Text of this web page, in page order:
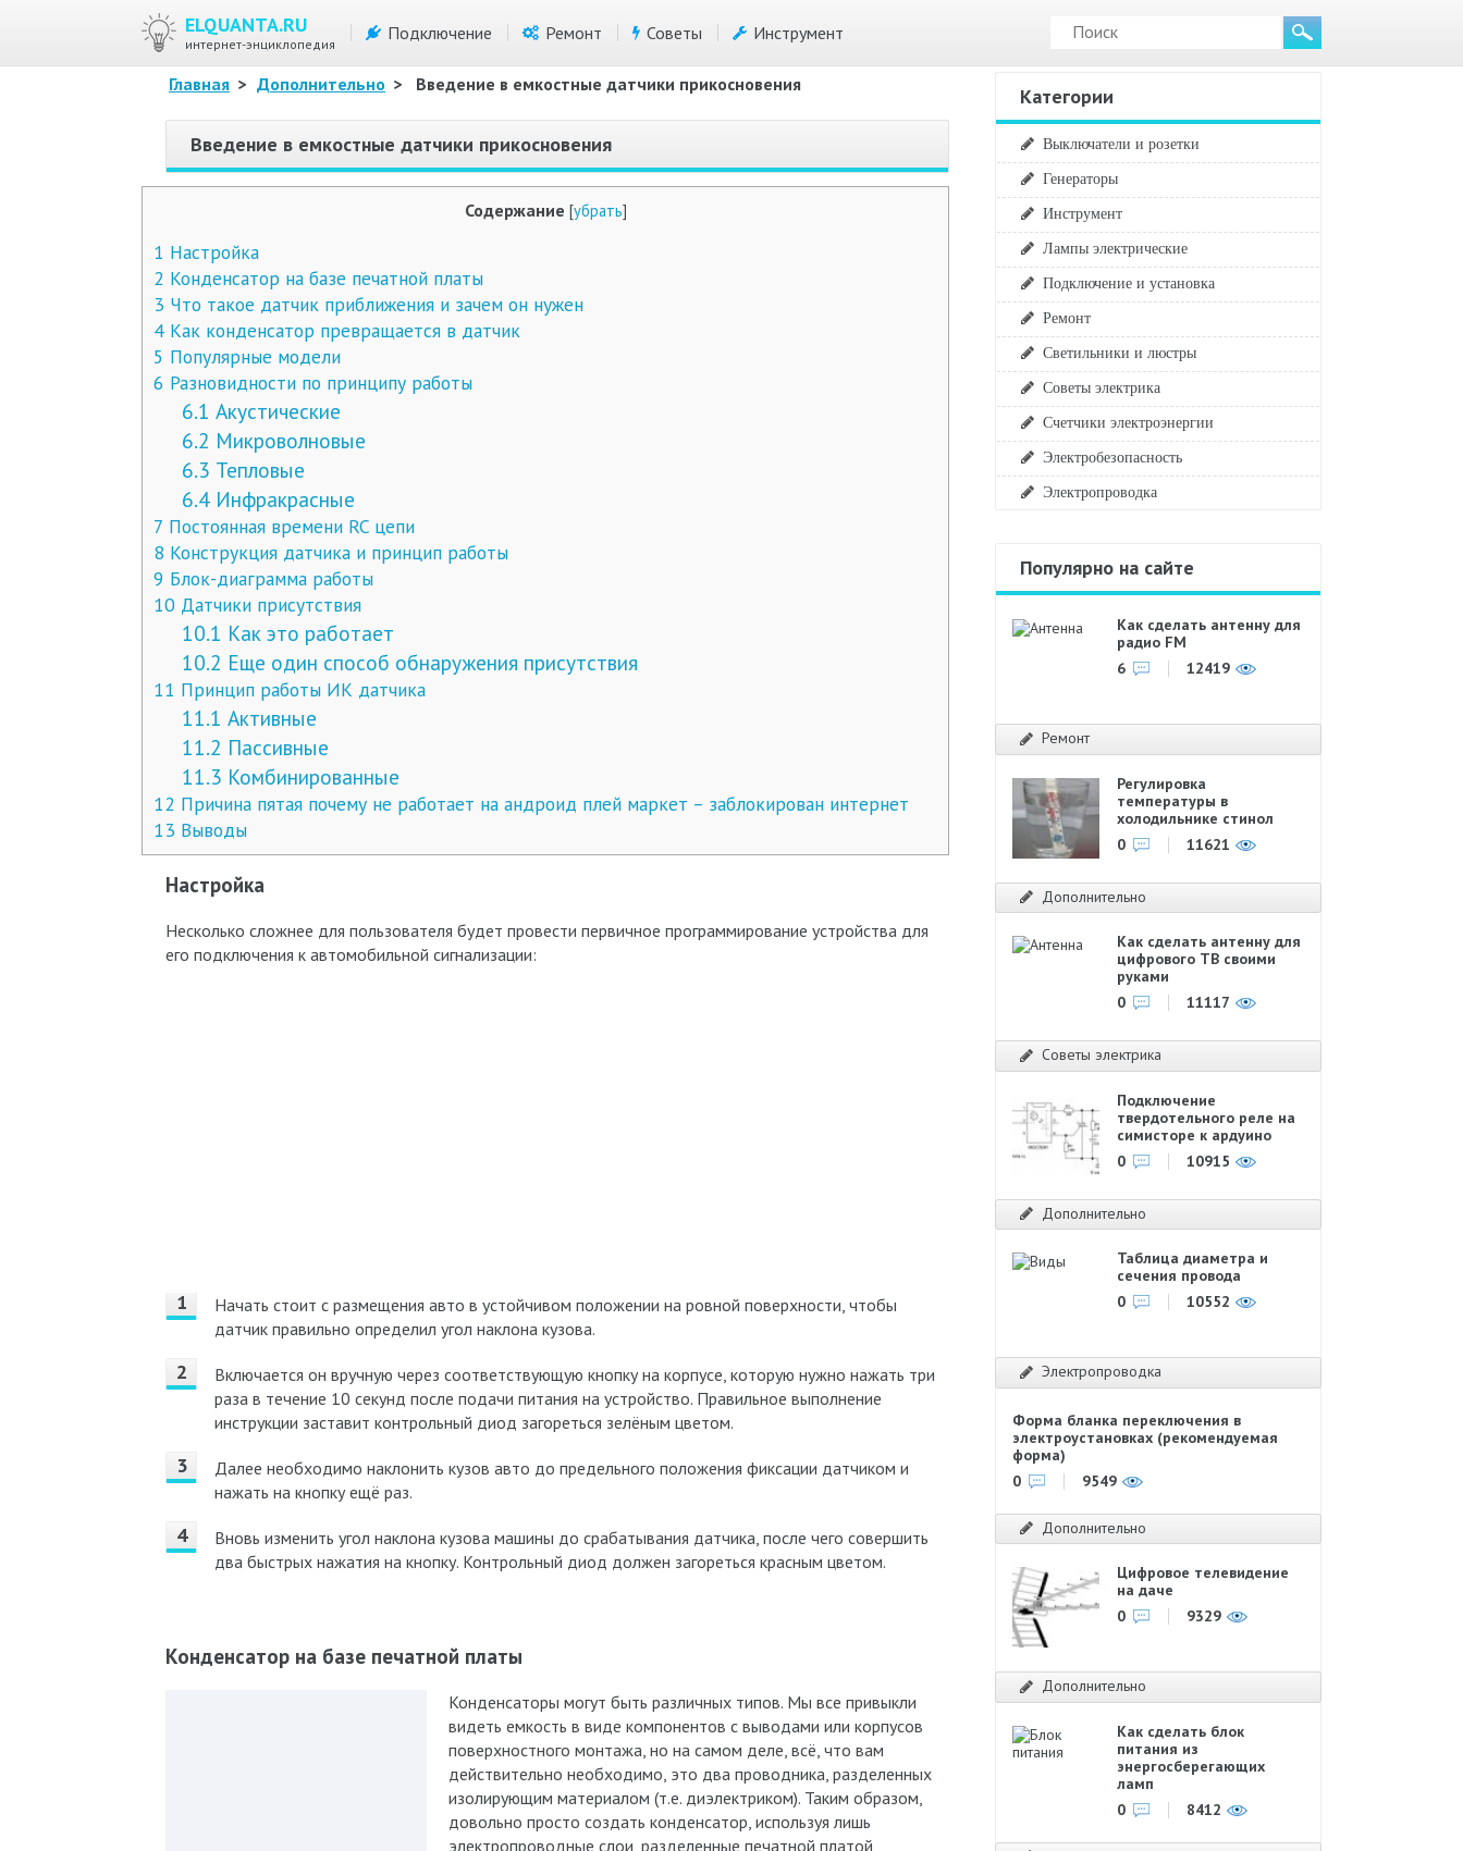
ELQUANTA.RU
интернет-энциклопедия
Подключение Ремонт Советы Инструмент
Главная > Дополнительно > Введение в емкостные датчики прикосновения
Введение в емкостные датчики прикосновения
Содержание [убрать]
1 Настройка
2 Конденсатор на базе печатной платы
3 Что такое датчик приближения и зачем он нужен
4 Как конденсатор превращается в датчик
5 Популярные модели
6 Разновидности по принципу работы
6.1 Акустические
6.2 Микроволновые
6.3 Тепловые
6.4 Инфракрасные
7 Постоянная времени RC цепи
8 Конструкция датчика и принцип работы
9 Блок-диаграмма работы
10 Датчики присутствия
10.1 Как это работает
10.2 Еще один способ обнаружения присутствия
11 Принцип работы ИК датчика
11.1 Активные
11.2 Пассивные
11.3 Комбинированные
12 Причина пятая почему не работает на андроид плей маркет – заблокирован интернет
13 Выводы
Настройка
Несколько сложнее для пользователя будет провести первичное программирование устройства для
его подключения к автомобильной сигнализации:
Начать стоит с размещения авто в устойчивом положении на ровной поверхности, чтобы
датчик правильно определил угол наклона кузова.
Включается он вручную через соответствующую кнопку на корпусе, которую нужно нажать три
раза в течение 10 секунд после подачи питания на устройство. Правильное выполнение
инструкции заставит контрольный диод загореться зелёным цветом.
Далее необходимо наклонить кузов авто до предельного положения фиксации датчиком и
нажать на кнопку ещё раз.
Вновь изменить угол наклона кузова машины до срабатывания датчика, после чего совершить
два быстрых нажатия на кнопку. Контрольный диод должен загореться красным цветом.
Конденсатор на базе печатной платы
Конденсаторы могут быть различных типов. Мы все привыкли
видеть емкость в виде компонентов с выводами или корпусов
поверхностного монтажа, но на самом деле, всё, что вам
действительно необходимо, это два проводника, разделенных
изолирующим материалом (т.е. диэлектриком). Таким образом,
довольно просто создать конденсатор, используя лишь
электропроводные слои, разделенные печатной платой
Категории
Выключатели и розетки
Генераторы
Инструмент
Лампы электрические
Подключение и установка
Ремонт
Светильники и люстры
Советы электрика
Счетчики электроэнергии
Электробезопасность
Электропроводка
Популярно на сайте
Как сделать антенну для
радио FM
6
12419
Ремонт
Регулировка
температуры в
холодильнике стинол
0
11621
Дополнительно
Как сделать антенну для
цифрового ТВ своими
руками
0
11117
Советы электрика
Подключение
твердотельного реле на
симисторе к ардуино
0
10915
Дополнительно
Таблица диаметра и
сечения провода
0
10552
Электропроводка
Форма бланка переключения в
электроустановках (рекомендуемая
форма)
0
9549
Дополнительно
Цифровое телевидение
на даче
0
9329
Дополнительно
Как сделать блок
питания из
энергосберегающих
ламп
0
8412